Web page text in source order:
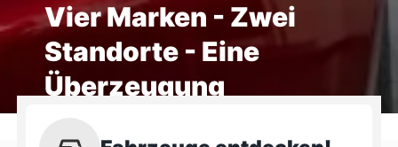
Vier Marken - Zwei
Standorte - Eine
Überzeugung